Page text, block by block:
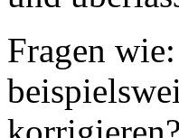
Fragen